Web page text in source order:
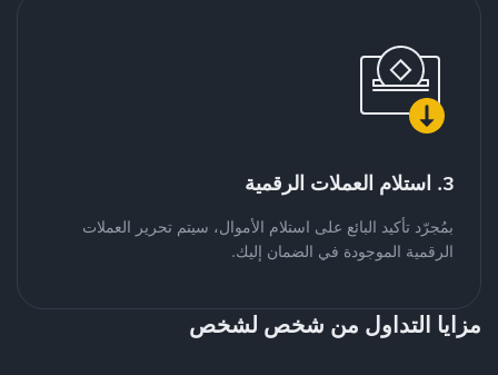
3. استلام العملات الرقمية
بمُجرّد تأكيد البائع على استلام الأموال، سيتم تحرير العملات
الرقمية الموجودة في الضمان إليك.
مزايا التداول من شخص لشخص